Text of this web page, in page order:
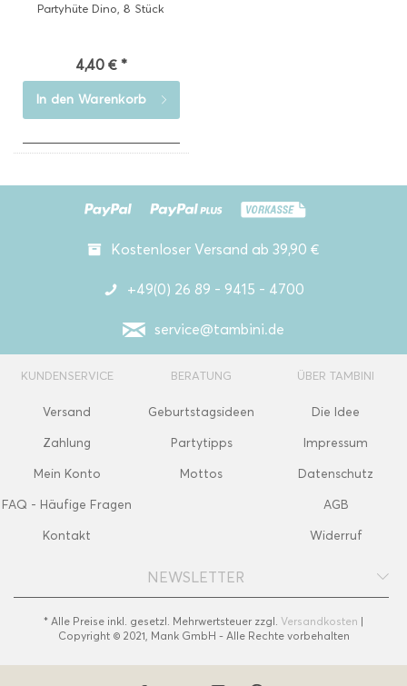
Partyhüte Dino, 8 Stück
4,40 € *
In den Warenkorb
Kostenloser Versand ab 39,90 €
+49(0) 26 89 - 9415 - 4700
service@tambini.de
KUNDENSERVICE
Versand
Zahlung
Mein Konto
FAQ - Häufige Fragen
Kontakt
BERATUNG
Geburtstagsideen
Partytipps
Mottos
ÜBER TAMBINI
Die Idee
Impressum
Datenschutz
AGB
Widerruf
NEWSLETTER
* Alle Preise inkl. gesetzl. Mehrwertsteuer zzgl. Versandkosten |
Copyright © 2021, Mank GmbH - Alle Rechte vorbehalten